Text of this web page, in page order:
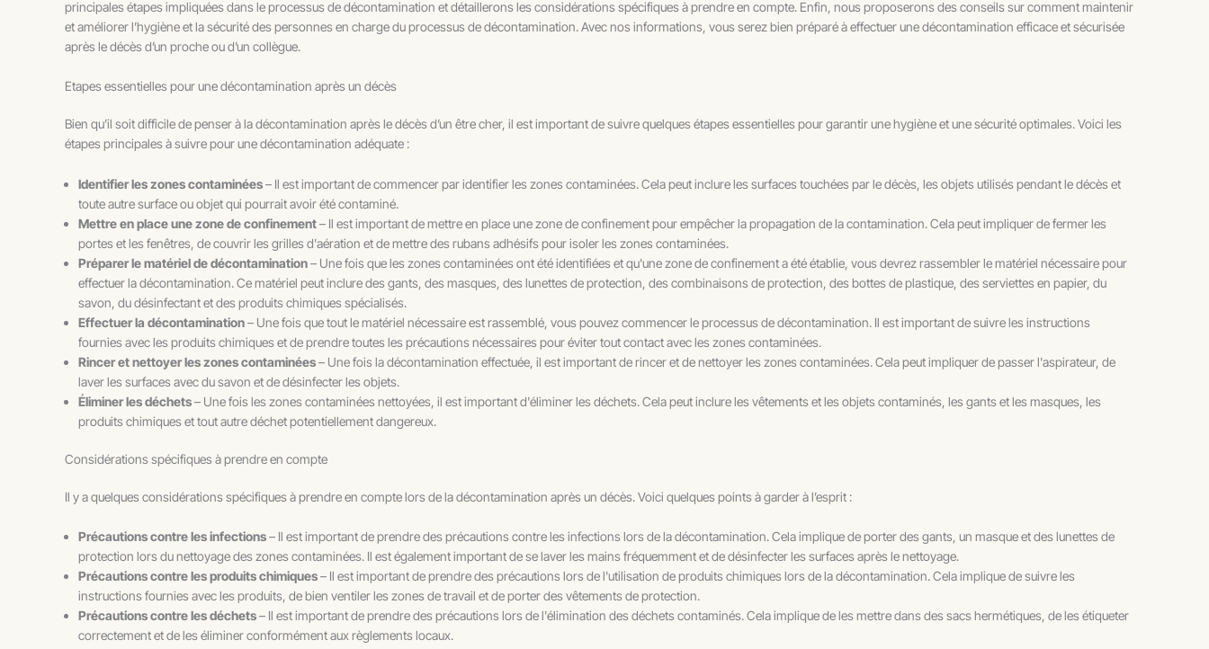
principales étapes impliquées dans le processus de décontamination et détaillerons les considérations spécifiques à prendre en compte. Enfin, nous proposerons des conseils sur comment maintenir
et améliorer l’hygiène et la sécurité des personnes en charge du processus de décontamination. Avec nos informations, vous serez bien préparé à effectuer une décontamination efficace et sécurisée
après le décès d’un proche ou d’un collègue.
Etapes essentielles pour une décontamination après un décès
Bien qu’il soit difficile de penser à la décontamination après le décès d’un être cher, il est important de suivre quelques étapes essentielles pour garantir une hygiène et une sécurité optimales. Voici les
étapes principales à suivre pour une décontamination adéquate :
Identifier les zones contaminées– Il est important de commencer par identifier les zones contaminées. Cela peut inclure les surfaces touchées par le décès, les objets utilisés pendant le décès et
toute autre surface ou objet qui pourrait avoir été contaminé.
Mettre en place une zone de confinement– Il est important de mettre en place une zone de confinement pour empêcher la propagation de la contamination. Cela peut impliquer de fermer les
portes et les fenêtres, de couvrir les grilles d'aération et de mettre des rubans adhésifs pour isoler les zones contaminées.
Préparer le matériel de décontamination– Une fois que les zones contaminées ont été identifiées et qu'une zone de confinement a été établie, vous devrez rassembler le matériel nécessaire pour
effectuer la décontamination. Ce matériel peut inclure des gants, des masques, des lunettes de protection, des combinaisons de protection, des bottes de plastique, des serviettes en papier, du
savon, du désinfectant et des produits chimiques spécialisés.
Effectuer la décontamination– Une fois que tout le matériel nécessaire est rassemblé, vous pouvez commencer le processus de décontamination. Il est important de suivre les instructions
fournies avec les produits chimiques et de prendre toutes les précautions nécessaires pour éviter tout contact avec les zones contaminées.
Rincer et nettoyer les zones contaminées– Une fois la décontamination effectuée, il est important de rincer et de nettoyer les zones contaminées. Cela peut impliquer de passer l'aspirateur, de
laver les surfaces avec du savon et de désinfecter les objets.
Éliminer les déchets– Une fois les zones contaminées nettoyées, il est important d'éliminer les déchets. Cela peut inclure les vêtements et les objets contaminés, les gants et les masques, les
produits chimiques et tout autre déchet potentiellement dangereux.
Considérations spécifiques à prendre en compte
Il y a quelques considérations spécifiques à prendre en compte lors de la décontamination après un décès. Voici quelques points à garder à l’esprit :
Précautions contre les infections– Il est important de prendre des précautions contre les infections lors de la décontamination. Cela implique de porter des gants, un masque et des lunettes de
protection lors du nettoyage des zones contaminées. Il est également important de se laver les mains fréquemment et de désinfecter les surfaces après le nettoyage.
Précautions contre les produits chimiques– Il est important de prendre des précautions lors de l'utilisation de produits chimiques lors de la décontamination. Cela implique de suivre les
instructions fournies avec les produits, de bien ventiler les zones de travail et de porter des vêtements de protection.
Précautions contre les déchets– Il est important de prendre des précautions lors de l'élimination des déchets contaminés. Cela implique de les mettre dans des sacs hermétiques, de les étiqueter
correctement et de les éliminer conformément aux règlements locaux.